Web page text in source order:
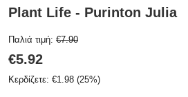
Plant Life - Purinton Julia
Παλιά τιμή: €7.90
€5.92
Κερδίζετε: €1.98 (25%)